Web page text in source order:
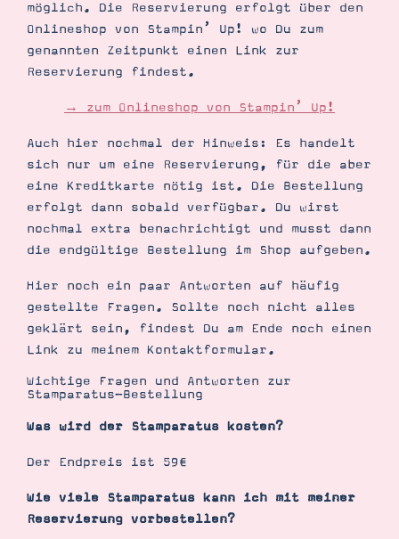
möglich. Die Reservierung erfolgt über den
Onlineshop von Stampin’ Up! wo Du zum
genannten Zeitpunkt einen Link zur
Reservierung findest.
→ zum Onlineshop von Stampin’ Up!
Auch hier nochmal der Hinweis: Es handelt
sich nur um eine Reservierung, für die aber
eine Kreditkarte nötig ist. Die Bestellung
erfolgt dann sobald verfügbar. Du wirst
nochmal extra benachrichtigt und musst dann
die endgültige Bestellung im Shop aufgeben.
Hier noch ein paar Antworten auf häufig
gestellte Fragen. Sollte noch nicht alles
geklärt sein, findest Du am Ende noch einen
Link zu meinem Kontaktformular.
Wichtige Fragen und Antworten zur
Stamparatus-Bestellung
Was wird der Stamparatus kosten?
Der Endpreis ist 59€
Wie viele Stamparatus kann ich mit meiner
Reservierung vorbestellen?